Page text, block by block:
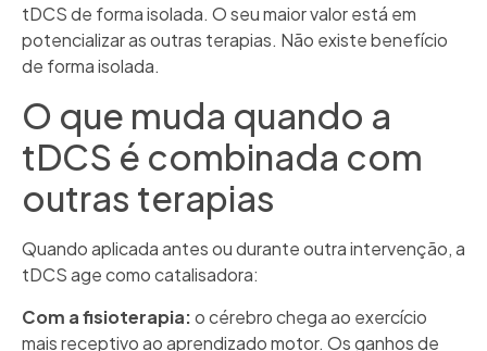
tDCS de forma isolada. O seu maior valor está em
potencializar as outras terapias. Não existe benefício
de forma isolada.
O que muda quando a
tDCS é combinada com
outras terapias
Quando aplicada antes ou durante outra intervenção, a
tDCS age como catalisadora:
Com a fisioterapia:o cérebro chega ao exercício
mais receptivo ao aprendizado motor. Os ganhos de